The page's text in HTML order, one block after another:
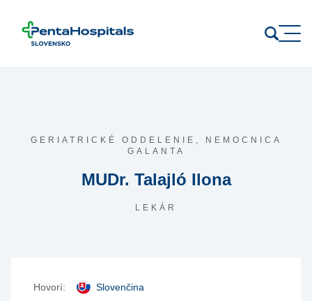
GERIATRICKÉ ODDELENIE,
NEMOCNICA
GALANTA
MUDr. Talajló Ilona
LEKÁR
Hovorí: Slovenčina